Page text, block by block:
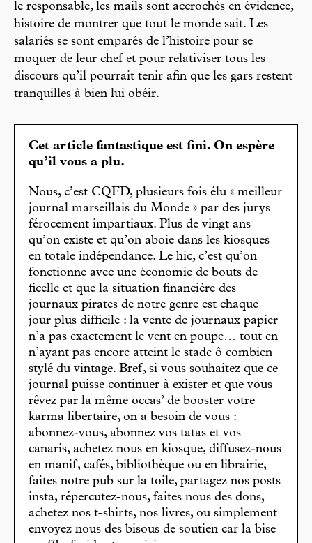
le responsable, les mails sont accrochés en évidence,
histoire de montrer que tout le monde sait. Les
salariés se sont emparés de l’histoire pour se
moquer de leur chef et pour relativiser tous les
discours qu’il pourrait tenir afin que les gars restent
tranquilles à bien lui obéir.
Cet article fantastique est fini. On espère
qu’il vous a plu.
Nous, c’est CQFD, plusieurs fois élu « meilleur
journal marseillais du Monde » par des jurys
férocement impartiaux. Plus de vingt ans
qu’on existe et qu’on aboie dans les kiosques
en totale indépendance. Le hic, c’est qu’on
fonctionne avec une économie de bouts de
ficelle et que la situation financière des
journaux pirates de notre genre est chaque
jour plus difficile : la vente de journaux papier
n’a pas exactement le vent en poupe… tout en
n’ayant pas encore atteint le stade ô combien
stylé du vintage. Bref, si vous souhaitez que ce
journal puisse continuer à exister et que vous
rêvez par la même occas’ de booster votre
karma libertaire, on a besoin de vous :
abonnez-vous, abonnez vos tatas et vos
canaris, achetez nous en kiosque, diffusez-nous
en manif, cafés, bibliothèque ou en librairie,
faites notre pub sur la toile, partagez nos posts
insta, répercutez-nous, faites nous des dons,
achetez nos t-shirts, nos livres, ou simplement
envoyez nous des bisous de soutien car la bise